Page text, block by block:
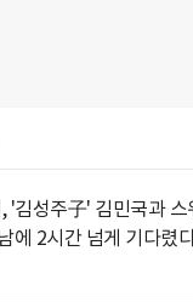
'김성주子' 김민국과 스
에 2시간 넘게 기다렸